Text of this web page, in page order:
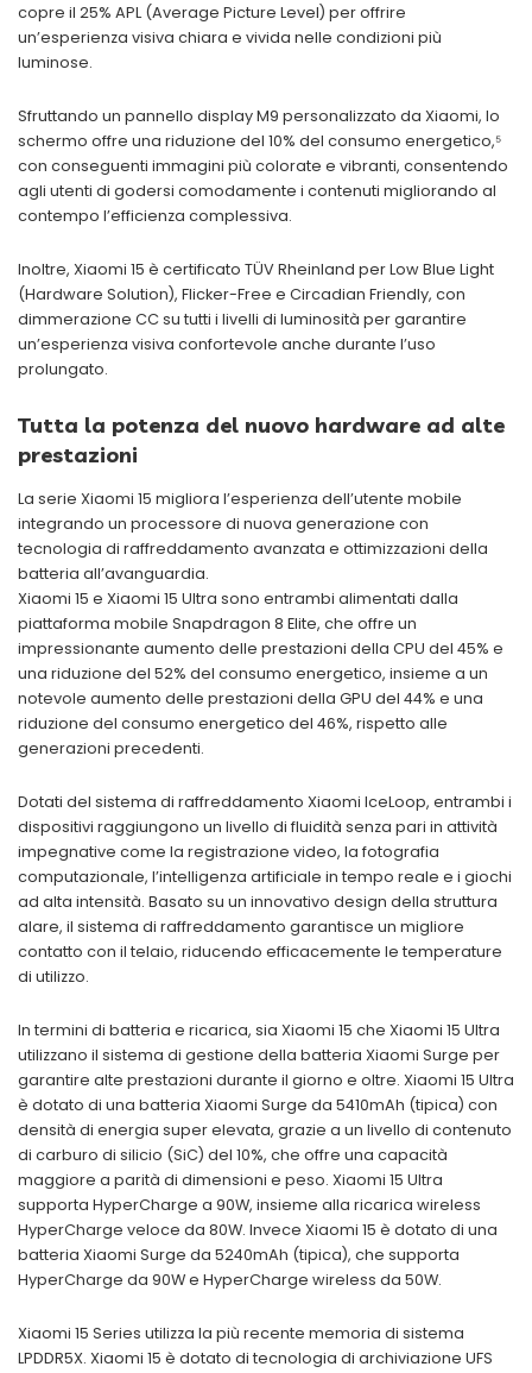
copre il 25% APL (Average Picture Level) per offrire
un’esperienza visiva chiara e vivida nelle condizioni più
luminose.
Sfruttando un pannello display M9 personalizzato da Xiaomi, lo
schermo offre una riduzione del 10% del consumo energetico,⁵
con conseguenti immagini più colorate e vibranti, consentendo
agli utenti di godersi comodamente i contenuti migliorando al
contempo l’efficienza complessiva.
Inoltre, Xiaomi 15 è certificato TÜV Rheinland per Low Blue Light
(Hardware Solution), Flicker-Free e Circadian Friendly, con
dimmerazione CC su tutti i livelli di luminosità per garantire
un’esperienza visiva confortevole anche durante l’uso
prolungato.
Tutta la potenza del nuovo hardware ad alte
prestazioni
La serie Xiaomi 15 migliora l’esperienza dell’utente mobile
integrando un processore di nuova generazione con
tecnologia di raffreddamento avanzata e ottimizzazioni della
batteria all’avanguardia.
Xiaomi 15 e Xiaomi 15 Ultra sono entrambi alimentati dalla
piattaforma mobile Snapdragon 8 Elite, che offre un
impressionante aumento delle prestazioni della CPU del 45% e
una riduzione del 52% del consumo energetico, insieme a un
notevole aumento delle prestazioni della GPU del 44% e una
riduzione del consumo energetico del 46%, rispetto alle
generazioni precedenti.
Dotati del sistema di raffreddamento Xiaomi IceLoop, entrambi i
dispositivi raggiungono un livello di fluidità senza pari in attività
impegnative come la registrazione video, la fotografia
computazionale, l’intelligenza artificiale in tempo reale e i giochi
ad alta intensità. Basato su un innovativo design della struttura
alare, il sistema di raffreddamento garantisce un migliore
contatto con il telaio, riducendo efficacemente le temperature
di utilizzo.
In termini di batteria e ricarica, sia Xiaomi 15 che Xiaomi 15 Ultra
utilizzano il sistema di gestione della batteria Xiaomi Surge per
garantire alte prestazioni durante il giorno e oltre. Xiaomi 15 Ultra
è dotato di una batteria Xiaomi Surge da 5410mAh (tipica) con
densità di energia super elevata, grazie a un livello di contenuto
di carburo di silicio (SiC) del 10%, che offre una capacità
maggiore a parità di dimensioni e peso. Xiaomi 15 Ultra
supporta HyperCharge a 90W, insieme alla ricarica wireless
HyperCharge veloce da 80W. Invece Xiaomi 15 è dotato di una
batteria Xiaomi Surge da 5240mAh (tipica), che supporta
HyperCharge da 90W e HyperCharge wireless da 50W.
Xiaomi 15 Series utilizza la più recente memoria di sistema
LPDDR5X. Xiaomi 15 è dotato di tecnologia di archiviazione UFS